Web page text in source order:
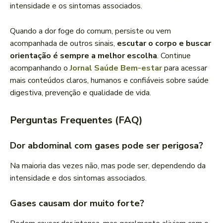
intensidade e os sintomas associados.
Quando a dor foge do comum, persiste ou vem
acompanhada de outros sinais, escutar o corpo e buscar
orientação é sempre a melhor escolha. Continue
acompanhando oJornal Saúde Bem-estarpara acessar
mais conteúdos claros, humanos e confiáveis sobre saúde
digestiva, prevenção e qualidade de vida.
Perguntas Frequentes (FAQ)
Dor abdominal com gases pode ser perigosa?
Na maioria das vezes não, mas pode ser, dependendo da
intensidade e dos sintomas associados.
Gases causam dor muito forte?